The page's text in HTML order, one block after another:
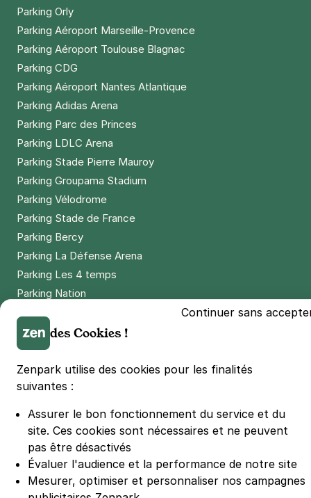
Parking Orly
Parking Aéroport Marseille-Provence
Parking Aéroport Toulouse Blagnac
Parking CDG
Parking Aéroport Nantes Atlantique
Parking Adidas Arena
Parking Parc des Princes
Parking LDLC Arena
Parking Stade Pierre Mauroy
Parking Groupama Stadium
Parking Vélodrome
Parking Stade de France
Parking Bercy
Parking La Défense Arena
Parking Les 4 temps
Parking Nation
Parking Lille Grand Palais
Parking Euralille
Parking Casino Barrière Lille
🌍 Passer de 130 à 110 km/h sur autoroute réduit votre
consommation de 20%
#SeDéplacerMoinsPolluer
© Zenpark 2012 - 2026 - Tous droits réservés - Fabriqué avec soin à
Rennes et Paris
Continuer sans
des Cookies !
Zenpark utilise des cookies pour les finalités
suivantes :
Assurer le bon fonctionnement du service et du
site. Ces cookies sont nécessaires et ne peuvent
pas être désactivés
Évaluer l'audience et la performance de notre site
Mesurer, optimiser et personnaliser nos campagnes